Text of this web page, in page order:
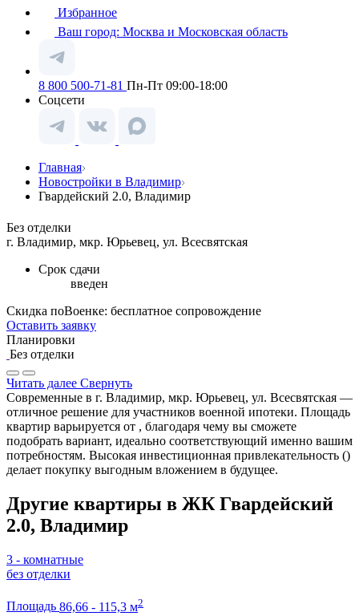
Избранное
Ваш город: Москва и Московская область
8 800 500-71-81 Пн-Пт 09:00-18:00
Соцсети
Главная
Новостройки в Владимир
Гвардейский 2.0, Владимир
Без отделки
г. Владимир, мкр. Юрьевец, ул. Всесвятская
Срок сдачи
введен
Скидка поВоенке: бесплатное сопровождение
Оставить заявку
Планировки
Без отделки
Читать далее Свернуть
Современные в г. Владимир, мкр. Юрьевец, ул. Всесвятская —
отличное решение для участников военной ипотеки. Площадь
квартир варьируется от , благодаря чему вы сможете
подобрать вариант, идеально соответствующий именно вашим
потребностям. Высокая инвестиционная привлекательность ()
делает покупку выгодным вложением в будущее.
Другие квартиры в ЖК Гвардейский
2.0, Владимир
3 - комнатные
без отделки
Площадь 86,66 - 115,3 м2